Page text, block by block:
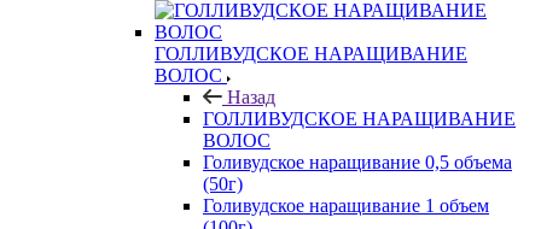
ГОЛЛИВУДСКОЕ НАРАЩИВАНИЕ
ВОЛОС
Назад
ГОЛЛИВУДСКОЕ НАРАЩИВАНИЕ
ВОЛОС
Голивудское наращивание 0,5 объема
(50г)
Голивудское наращивание 1 объем